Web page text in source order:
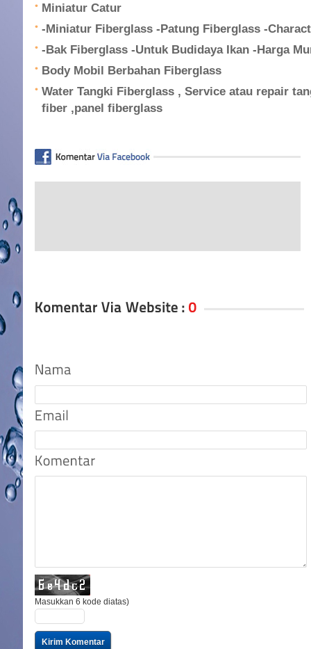
Miniatur Catur
-Miniatur Fiberglass -Patung Fiberglass -
-Bak Fiberglass -Untuk Budidaya Ikan -Harga
Body Mobil Berbahan Fiberglass
Water Tangki Fiberglass , Service atau repair
fiber ,panel fiberglass
Masukkan 6 kode diatas)